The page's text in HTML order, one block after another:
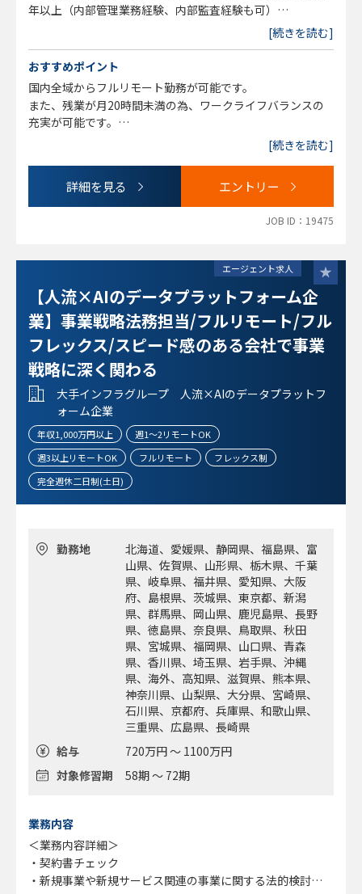
・暗号資産関係情報等の管理
いただきます。
（変更の範囲）
同上
年以上（内部管理業務経験、内部監査経験も可）
【歓迎】
・外務員資格(証券、金融先物 等)
・内部管理責任者資格(証券、金融先物 等)
・貸金業務取扱主任者資格
・ガバナンスや内部統制に関する指導・支援の経験
・各種委員会事務局の運営経験
・不公正取引に係る業務経験
・広告審査業務経験
・Pマーク運用経験
【求める人物像】
・コンプライアンス、リスク管理、内部管理、内部監査等の
いずれかのご経験をお持ちの方
・他部署対する業務指導等の経験を有し、コミュニケーショ
ンを円滑に図れる方
・自ら文献を調べながら前向きに業務に取り組める方
・Fintech(暗号資産)関連技術を普及させ、世の中を良い方
向に変えていく想いがある方
・Pマーク取得や運用経験をお持ちの方
・暗号資産に係る知見があり業界への興味が強い方
[続きを読む]
おすすめポイント
国内全域からフルリモート勤務が可能です。
また、残業が月20時間未満の為、ワークライフバランスの
充実が可能です。
暗号資産という最先端のフィンテック企業でのコンプライア
[続きを読む]
詳細を見る エントリー
JOB ID：19475
エージェント求人
【人流×AIのデータプラットフォーム企
業】事業戦略法務担当/フルリモート/フル
フレックス/スピード感のある会社で事業
戦略に深く関わる
大手インフラグループ 人流×AIのデータプラットフ
ォーム企業
年収1,000万円以上
週1～2リモートOK
週3以上リモートOK
フルリモート
フレックス制
完全週休二日制(土日)
勤務地
北海道、愛媛県、静岡県、福島県、富
山県、佐賀県、山形県、栃木県、千葉
県、岐阜県、福井県、愛知県、大阪
府、島根県、茨城県、東京都、新潟
県、群馬県、岡山県、鹿児島県、長野
県、徳島県、奈良県、鳥取県、秋田
県、宮城県、福岡県、山口県、青森
県、香川県、埼玉県、岩手県、沖縄
県、海外、高知県、滋賀県、熊本県、
神奈川県、山梨県、大分県、宮崎県、
石川県、京都府、兵庫県、和歌山県、
三重県、広島県、長崎県
給与
720万円 ～ 1100万円
対象修習期
58期 ～ 72期
業務内容
＜業務内容詳細＞
・契約書チェック
・新規事業や新規サービス関連の事業に関する法的検討